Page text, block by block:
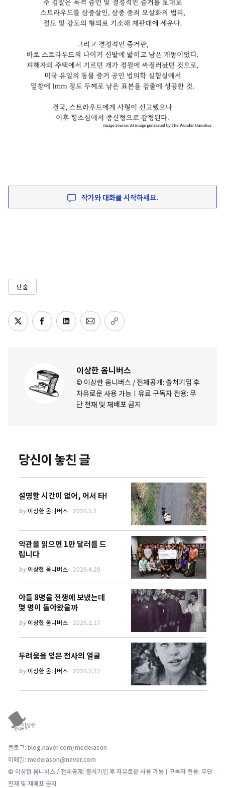
작가와 대화를 시작하세요.
단숨
이상한 옴니버스
© 이상한 옴니버스 / 전체공개: 출처기입 후
자유로운 사용 가능ㅣ유료 구독자 전용: 무
단 전재 및 재배포 금지
당신이 놓친 글
설명할 시간이 없어, 어서 타!
by이상한 옴니버스 2026.5.1
약관을 읽으면 1만 달러를 드
립니다
by이상한 옴니버스 2026.4.29
아들 8명을 전쟁에 보냈는데
몇 명이 돌아왔을까
by이상한 옴니버스 2026.2.17
두려움을 잊은 전사의 얼굴
by이상한 옴니버스 2026.2.12
블로그: blog.naver.com/medeiason
이메일: medeiason@naver.com
© 이상한 옴니버스 / 전체공개: 출처기입 후 자유로운 사용 가능ㅣ구독자 전용: 무단
전재 및 재배포 금지